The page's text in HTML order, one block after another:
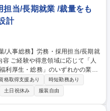
担当/長期就業 /裁量をも
計
利厚生・総務」のいずれかの業務
連携し、組織の成長を支える役割
員・人件費計画 (2)労務管理:労働
境整備 (3)採用教育:新卒・中途採
格取得支援あり
時短勤務あり
土日祝休み 服装自由